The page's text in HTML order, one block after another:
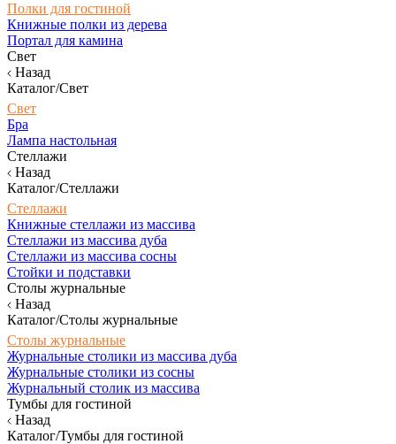
Полки для гостиной
Книжные полки из дерева
Портал для камина
Свет
Назад
Каталог/Свет
Свет
Бра
Лампа настольная
Стеллажи
Назад
Каталог/Стеллажи
Стеллажи
Книжные стеллажи из массива
Стеллажи из массива дуба
Стеллажи из массива сосны
Стойки и подставки
Столы журнальные
Назад
Каталог/Столы журнальные
Столы журнальные
Журнальные столики из массива дуба
Журнальные столики из сосны
Журнальный столик из массива
Тумбы для гостиной
Назад
Каталог/Тумбы для гостиной